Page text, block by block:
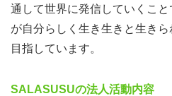
通して世界に発信していくこ
が自分らしく生き生きと生き
目指しています。
SALASUSUの法人活動内容